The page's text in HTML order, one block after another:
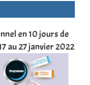
en 10 jours de
au 27 janvier 2022